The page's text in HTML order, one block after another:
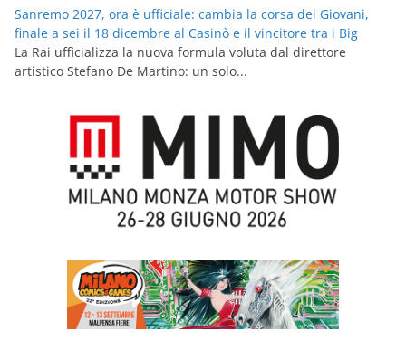
Sanremo 2027, ora è ufficiale: cambia la corsa dei Giovani,
finale a sei il 18 dicembre al Casinò e il vincitore tra i Big
La Rai ufficializza la nuova formula voluta dal direttore
artistico Stefano De Martino: un solo...